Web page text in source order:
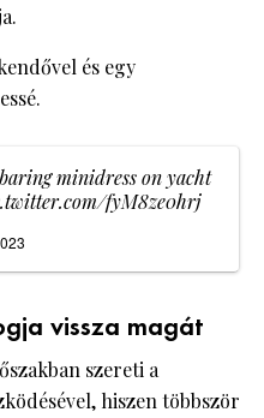
és egy
minidress on yacht
fyM8ze0hrj
vissza magát
szereti a
hiszen többször